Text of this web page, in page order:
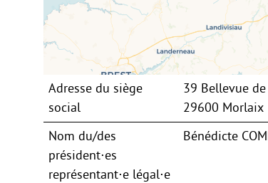
Adresse du siège
social
39 Bellevue
29600 Morlaix
Nom du/des
président⋅es
représentant⋅e légal⋅e
Bénédicte